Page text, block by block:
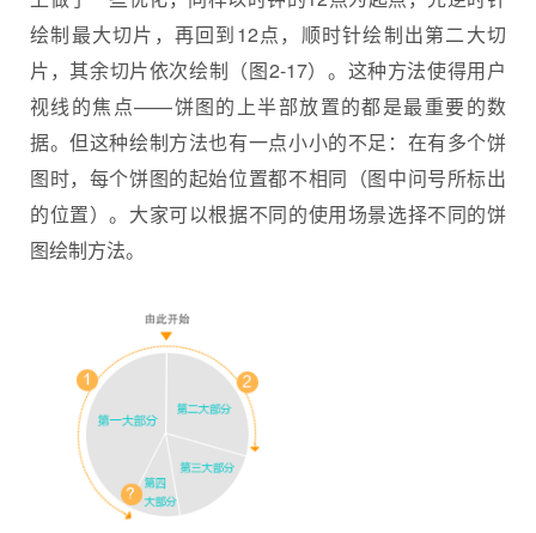
绘制最大切片，再回到12点，顺时针绘制出第二大切
片，其余切片依次绘制（图2-17）。这种方法使得用户
视线的焦点——饼图的上半部放置的都是最重要的数
据。但这种绘制方法也有一点小小的不足：在有多个饼
图时，每个饼图的起始位置都不相同（图中问号所标出
的位置）。大家可以根据不同的使用场景选择不同的饼
图绘制方法。